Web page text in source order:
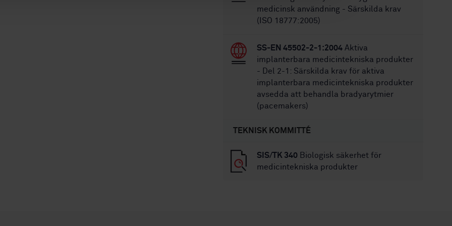
medicinsk användning - Särskilda krav
(ISO 18777:2005)
SS-EN 45502-2-1:2004 Aktiva
implanterbara medicintekniska produkter
- Del 2-1: Särskilda krav för aktiva
implanterbara medicintekniska produkter
avsedda att behandla bradyarytmier
(pacemakers)
TEKNISK KOMMITTÉ
SIS/TK 340 Biologisk säkerhet för
medicintekniska produkter